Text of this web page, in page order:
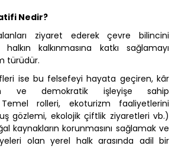
Nedir?
ziyaret ederek çevre bilincini
kalkınmasına katkı sağlamayı
türüdür.
ise bu felsefeyi hayata geçiren, kâr
ve demokratik işleyişe sahip
Temel rolleri, ekoturizm faaliyetlerini
gözlemi, ekolojik çiftlik ziyaretleri vb.)
kaynakların korunmasını sağlamak ve
olan yerel halk arasında adil bir